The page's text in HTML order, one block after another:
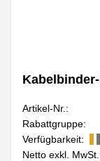
Artikel-Nr.:
Rabattgruppe:
Verfügbarkeit:
Netto exkl.